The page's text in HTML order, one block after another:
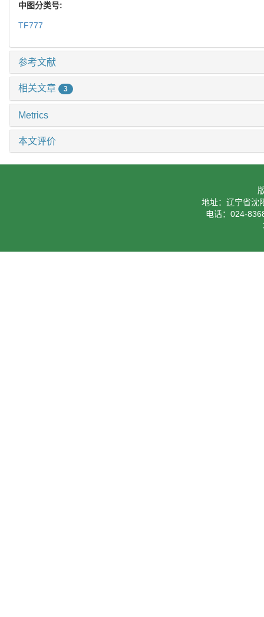
中图分类号:
TF777
参考文献
相关文章 3
Metrics
本文评价
地址：辽宁省沈
电话：024-